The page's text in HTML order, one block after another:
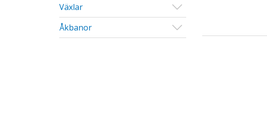
Växlar
Visa/Göm undermeny
Åkbanor
Visa/Göm undermeny